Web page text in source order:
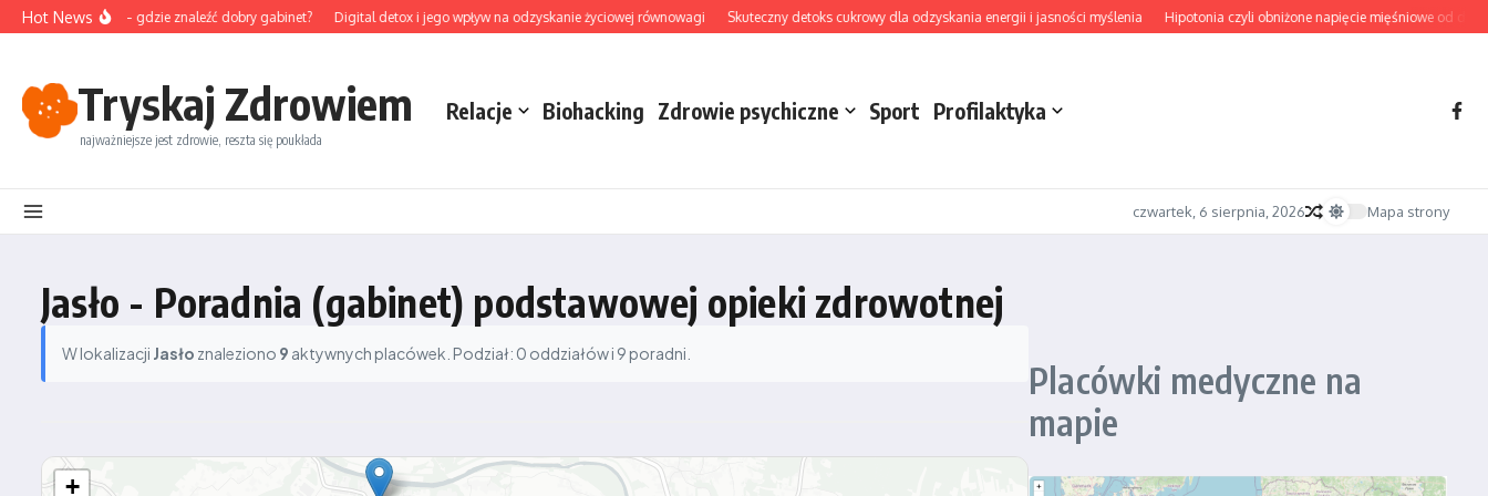
Przejdź do treści
Hot News
na Śląsku – gdzie znaleźć dobry gabinet? Digital detox i jego wpływ na odzyskanie życiowej równowagi Skuteczny detoks cukrowy dla odzyskania energii i jasności myślenia Hipotonia czyli obniżone napięcie mięśniowe od
Tryskaj Zdrowiem
najważniejsze jest zdrowie, reszta się poukłada
Relacje Biohacking Zdrowie psychiczne Sport Profilaktyka
czwartek, 6 sierpnia, 2026 Mapa strony
Jasło - Poradnia (gabinet) podstawowej opieki zdrowotnej
W lokalizacji Jasło znaleziono 9 aktywnych placówek. Podział: 0 oddziałów i 9 poradni.
+
Placówki medyczne na
mapie